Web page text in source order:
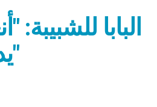
البابا
يدعوكم باسمكم ويريد أن يسكن بيتكم"